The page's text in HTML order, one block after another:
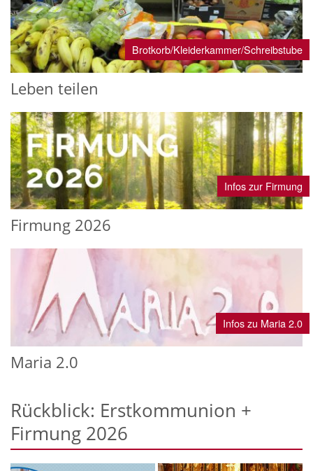
Brotkorb/Kleiderkammer/Schreibstube
Leben teilen
Infos zur Firmung
Firmung 2026
Infos zu Maria 2.0
Maria 2.0
Rückblick: Erstkommunion +
Firmung 2026